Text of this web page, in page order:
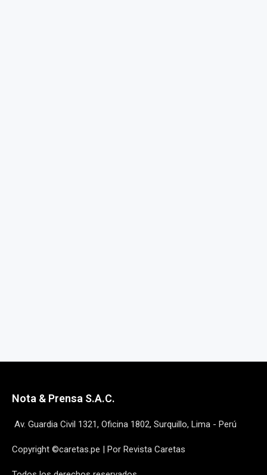
Nota & Prensa S.A.C.
Av. Guardia Civil 1321, Oficina 1802, Surquillo, Lima - Perú
Copyright ©caretas.pe | Por Revista Caretas